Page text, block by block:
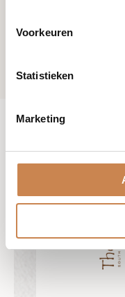
Voorkeuren
Statistieken
Marketing